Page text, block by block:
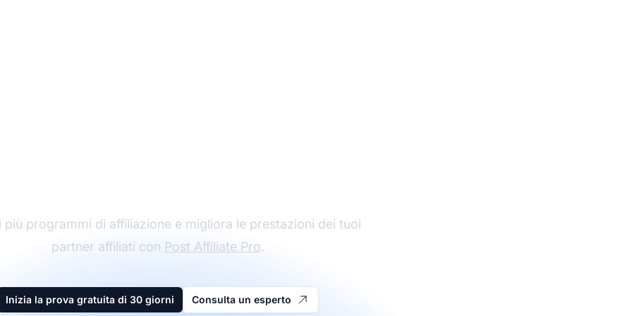
più programmi di affiliazione e migliora le prestazioni dei tuoi
partner affiliati con Post Affiliate Pro.
Inizia la prova gratuita di 30 giorni Consulta un esperto